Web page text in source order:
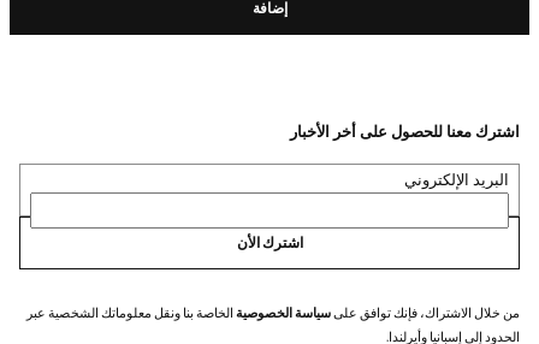
إضافة
اشترك معنا للحصول على أخر الأخبار
البريد الإلكتروني
اشترك الأن
من خلال الاشتراك، فإنك توافق علىسياسة الخصوصية الخاصة بنا ونقل معلوماتك الشخصية عبر
الحدود إلى إسبانيا وأيرلندا.